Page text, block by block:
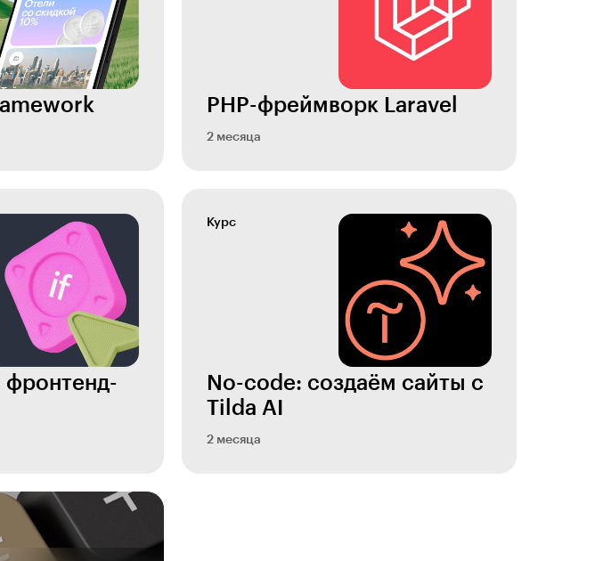
PHP-фреймворк Laravel
2 месяца
фронтенд-
Курс
No-code: создаём сайты с
Tilda AI
2 месяца